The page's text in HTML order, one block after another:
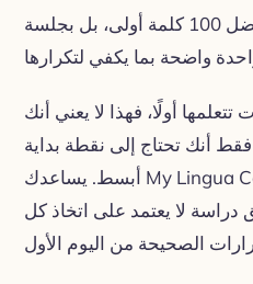
هكذا تبدأ الحركة. ليس بأفضل 100 كلمة أولى، بل بجلسة
أولًا، فهذا لا يعني أنك
أنك تحتاج إلى نقطة بداية
أبسط. يساعدك My Lingua Cards من خلال بطاقات ذكية
لا يعتمد على اتخاذ كل